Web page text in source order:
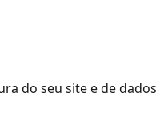
do seu site e de